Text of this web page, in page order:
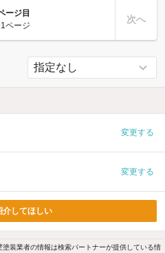
ージ目
ページ
次へ
変更する
変更する
介してほしい
装業者の情報は検索パートナーが提供している情